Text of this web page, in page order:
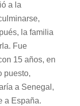
a la
la familia
Fue
15 años, en
puesto,
a Senegal,
a España.